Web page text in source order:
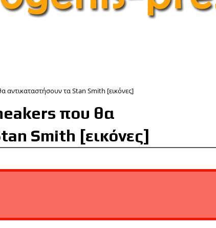
αντικαταστήσουν τα Stan Smith [εικόνες]
που θα
Smith [εικόνες]